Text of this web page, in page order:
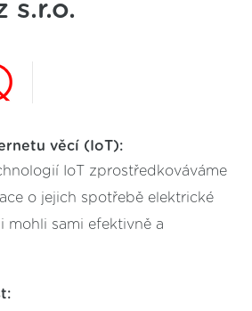
s.r.o.
věcí (IoT):
IoT zprostředkováváme
o jejich spotřebě elektrické
mohli sami efektivně a